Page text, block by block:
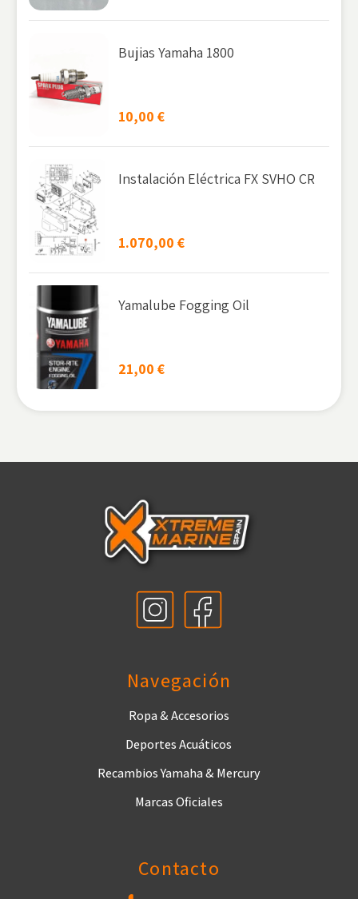
Bujias Yamaha 1800
10,00€
Instalación Eléctrica FX SVHO CR
1.070,00€
Yamalube Fogging Oil
21,00€
Navegación
Ropa & Accesorios
Deportes Acuáticos
Recambios Yamaha & Mercury
Marcas Oficiales
Contacto